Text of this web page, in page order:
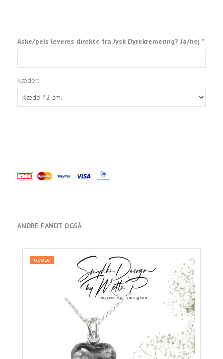
Aske/pels leveres direkte fra Jysk Dyrekremering? Ja/nej
Kæder:
ANDRE FANDT OGSÅ
Populær